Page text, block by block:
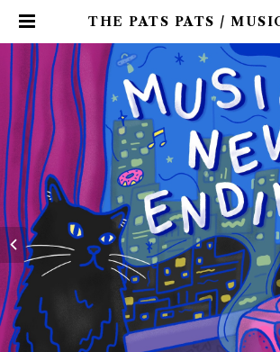
THE PATS PATS /
es distro